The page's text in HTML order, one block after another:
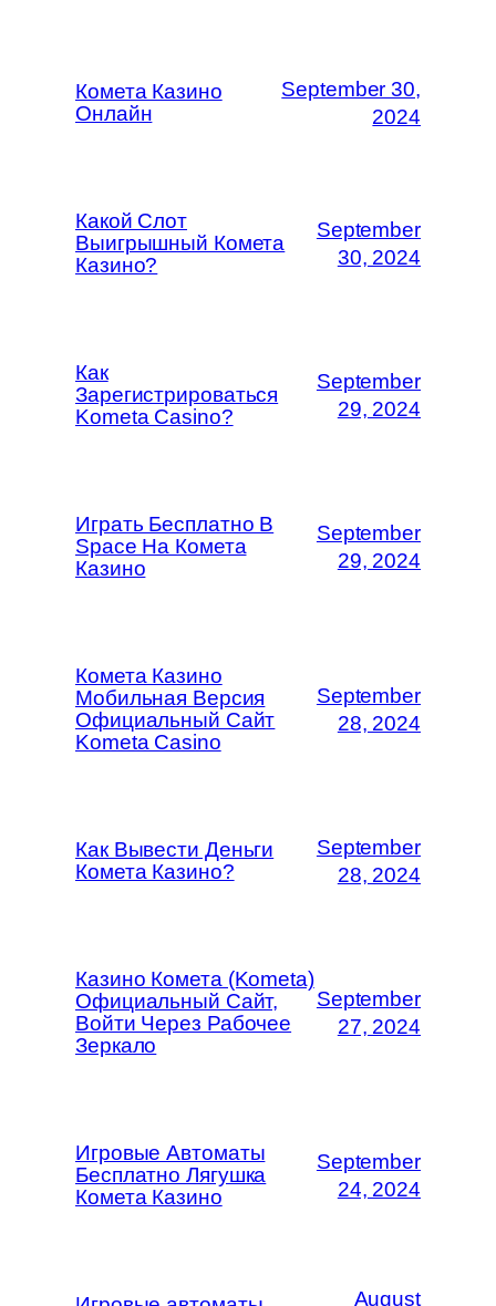
Комета Казино
Онлайн
September 30,
2024
Какой Слот
Выигрышный Комета
Казино?
September
30, 2024
Как
Зарегистрироваться
Kometa Casino?
September
29, 2024
Играть Бесплатно В
Space На Комета
Казино
September
29, 2024
Комета Казино
Мобильная Версия
Официальный Сайт
Kometa Casino
September
28, 2024
Как Вывести Деньги
Комета Казино?
September
28, 2024
Казино Комета (Kometa)
Официальный Сайт,
Войти Через Рабочее
Зеркало
September
27, 2024
Игровые Автоматы
Бесплатно Лягушка
Комета Казино
September
24, 2024
August